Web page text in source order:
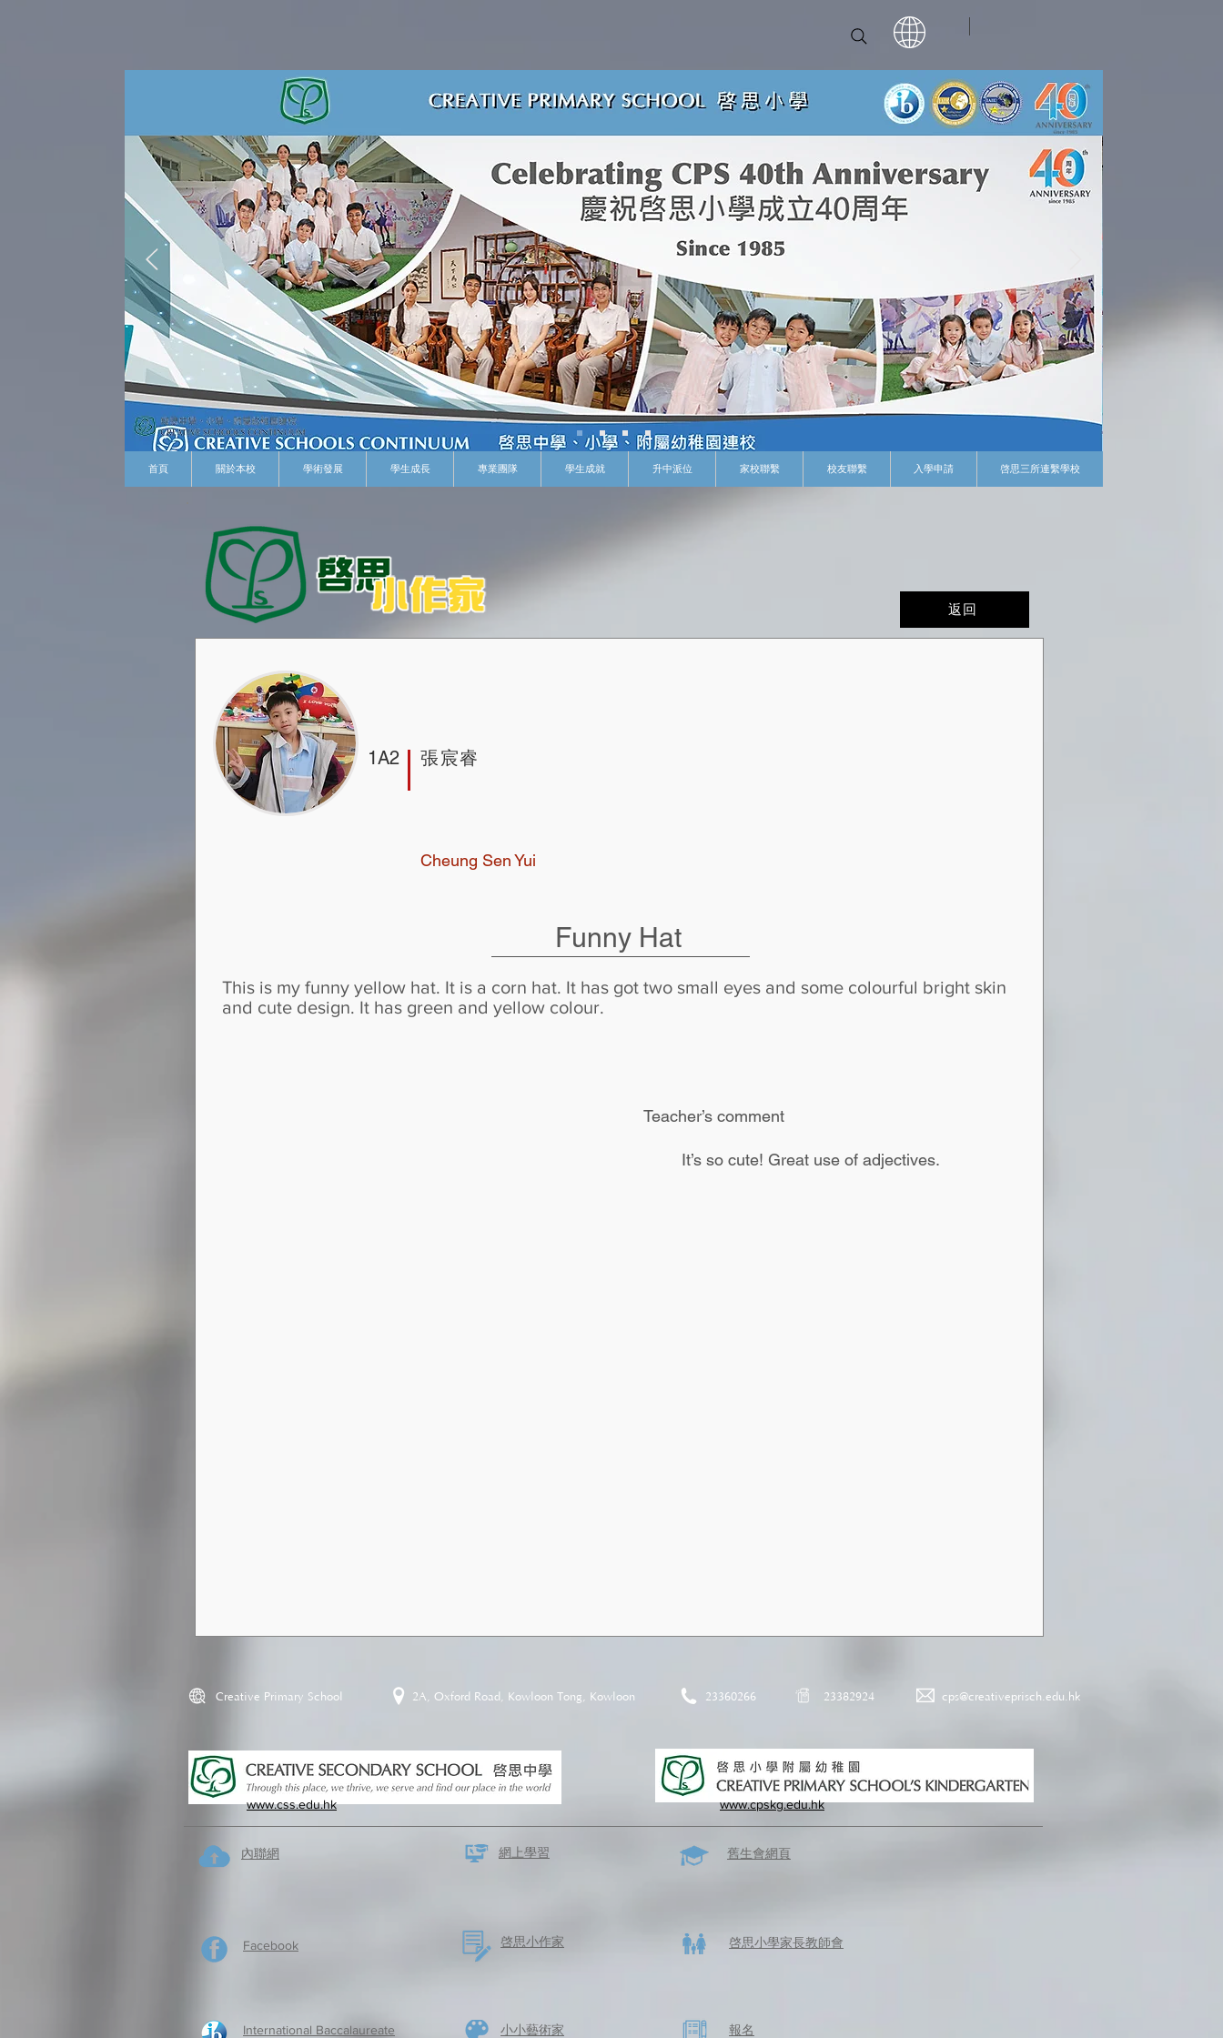
首頁 關於本校 學術發展 學生成長 專業團隊 學生成就 升中派位 家校聯繫 校友聯繫 入學申請 啓思三所連繫學校
返回
1A2 張宸睿
Cheung Sen Yui
Funny Hat
This is my funny yellow hat. It is a corn hat. It has got two small eyes and some colourful bright skin
and cute design. It has green and yellow colour.
Teacher’s comment
It’s so cute! Great use of adjectives.
Creative Primary School 2A, Oxford Road, Kowloon Tong, Kowloon 23360266 23382924 cps@creativeprisch.edu.hk
www.css.edu.hk www.cpskg.edu.hk
內聯網
Facebook
International Baccalaureate
網上學習 ​舊生會網頁
啓思​小作家 ​啓思小學家長教師會
​小小藝術家 ​報名